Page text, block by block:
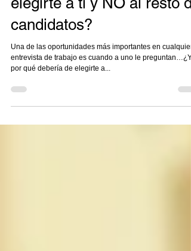
¿Por qué debería de
elegirte a ti y NO al resto de
candidatos?
entrevista de trabajo es cuando a uno le preguntan…¿Y